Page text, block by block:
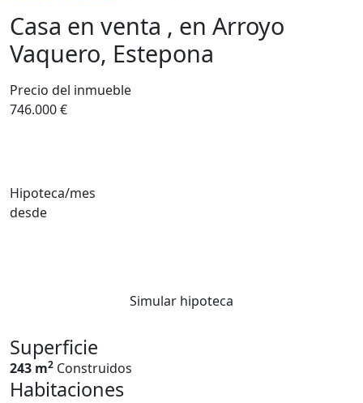
Casa en venta , en Arroyo
Vaquero, Estepona
Precio del inmueble
746.000 €
Hipoteca/mes
desde
Simular hipoteca
Superficie
243 m2 Construidos
Habitaciones